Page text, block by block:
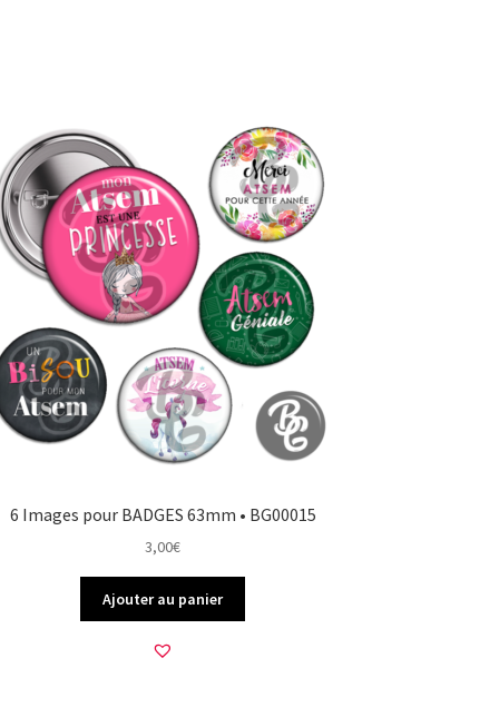
6 Images pour BADGES 63mm • BG00015
3,00€
Ajouter au panier